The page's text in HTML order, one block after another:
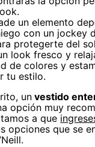
un elemento
con un jockey
protegerte del
look fresco y
de colores y
tu estilo.
un vestido
opción muy
a que
opciones que se